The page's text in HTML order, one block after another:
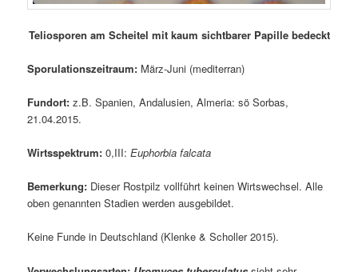
Teliosporen am Scheitel mit kaum sichtbarer Papille bedeckt
Sporulationszeitraum: März-Juni (mediterran)
Fundort: z.B. Spanien, Andalusien, Almeria: sö Sorbas,
21.04.2015.
Wirtsspektrum:0,III:Euphorbia falcata
Bemerkung: Dieser Rostpilz vollführt keinen Wirtswechsel. Alle
oben genannten Stadien werden ausgebildet.
Keine Funde in Deutschland (Klenke & Scholler 2015).